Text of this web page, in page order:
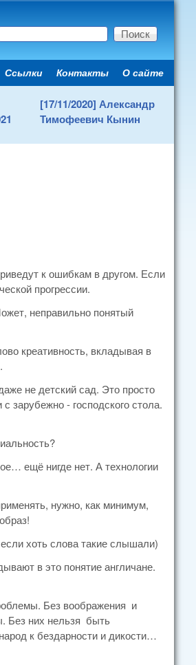
поиска
Secondary menu
Ссылки Контакты О сайте
[17/11/2020] Александр
Тимофеевич Кынин
к ошибкам в другом. Если
прогрессии.
неправильно понятый
креативность, вкладывая в
не детский сад. Это просто
зарубежно - господского стола.
ещё нигде нет. А технологии
нужно, как минимум,
хоть слова такие слышали)
в это понятие англичане.
Без воображения и
Без них нельзя быть
к бездарности и дикости…